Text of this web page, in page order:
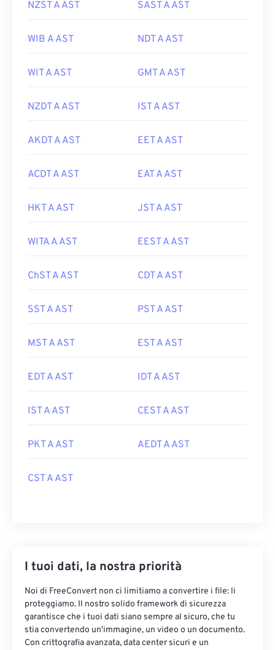
NZST A AST SAST A AST
WIB A AST NDT A AST
WIT A AST GMT A AST
NZDT A AST IST A AST
AKDT A AST EET A AST
ACDT A AST EAT A AST
HKT A AST JST A AST
WITA A AST EEST A AST
ChST A AST CDT A AST
SST A AST PST A AST
MST A AST EST A AST
EDT A AST IDT A AST
IST A AST CEST A AST
PKT A AST AEDT A AST
CST A AST
I tuoi dati, la nostra priorità
Noi di FreeConvert non ci limitiamo a convertire i file: li
proteggiamo. Il nostro solido framework di sicurezza
garantisce che i tuoi dati siano sempre al sicuro, che tu
stia convertendo un'immagine, un video o un documento.
Con crittografia avanzata, data center sicuri e un